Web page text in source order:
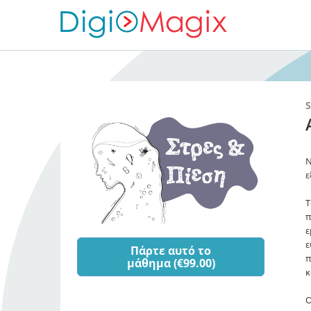
Πάρτε αυτό το
μάθημα (€99.00)